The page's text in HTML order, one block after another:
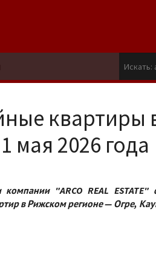
квартиры
мая 2026 года
компании "ARCO REAL
в Рижском регионе — Огре,